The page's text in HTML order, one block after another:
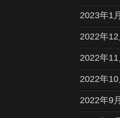
2023年1月
2022年12
2022年11
2022年10
2022年9月